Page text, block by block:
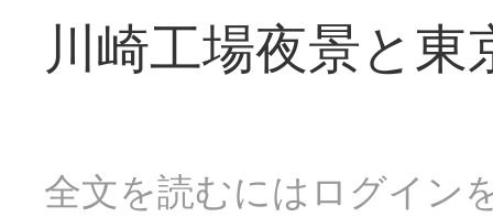
川崎工場夜景と
全文を読むにはログイン